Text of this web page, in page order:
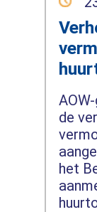
de
het